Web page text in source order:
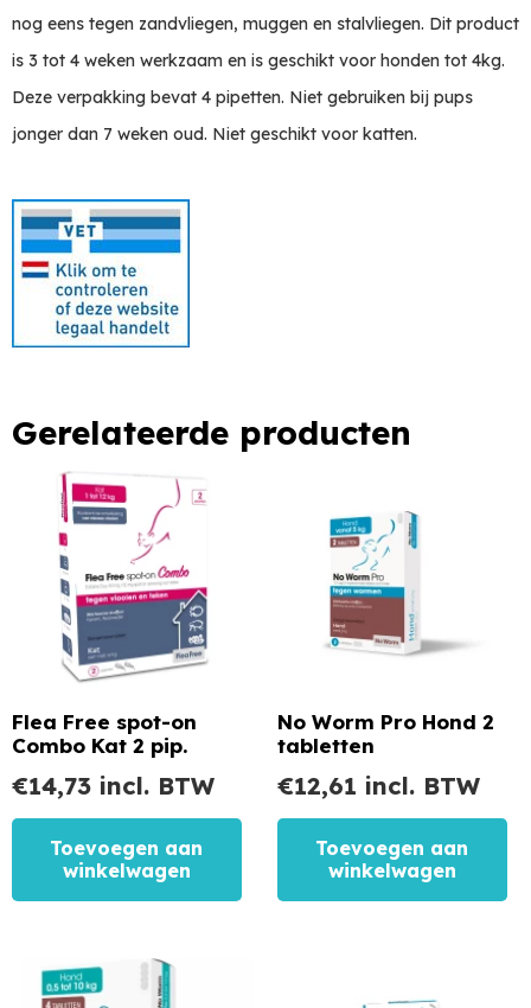
nog eens tegen zandvliegen, muggen en stalvliegen. Dit product
is 3 tot 4 weken werkzaam en is geschikt voor honden tot 4kg.
Deze verpakking bevat 4 pipetten. Niet gebruiken bij pups
jonger dan 7 weken oud. Niet geschikt voor katten.
Gerelateerde producten
Flea Free spot-on
Combo Kat 2 pip.
€14,73 incl. BTW
Toevoegen aan
winkelwagen
No Worm Pro Hond 2
tabletten
€12,61 incl. BTW
Toevoegen aan
winkelwagen